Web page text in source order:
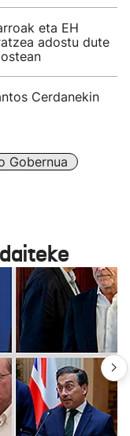
eta EH
adostu dute
Cerdanekin
Gobernua